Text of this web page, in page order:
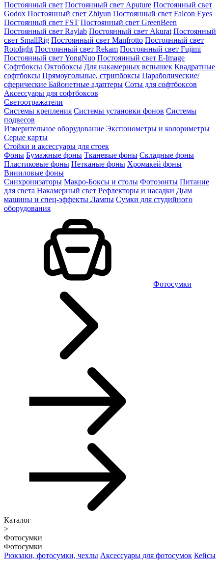
Постоянный свет Постоянный свет Aputure Постоянный свет
Godox Постоянный свет Zhiyun Постоянный свет Falcon Eyes
Постоянный свет FST Постоянный свет GreenBeen
Постоянный свет Raylab Постоянный свет Akurat Постоянный
свет SmallRig Постоянный свет Manfrotto Постоянный свет
Rotolight Постоянный свет Rekam Постоянный свет Fujimi
Постоянный свет YongNuo Постоянный свет E-Image
Софтбоксы Октобоксы Для накамерных вспышек Квадратные
софтбоксы Прямоугольные, стрипбоксы Параболические/
сферические Байонетныe адаптеры Соты для софтбоксов
Аксессуары для софтбоксов
Светоотражатели
Системы крепления Системы установки фонов Системы
подвесов
Измерительное оборудование Экспонометры и колориметры
Серые карты
Стойки и аксессуары для стоек
Фоны Бумажные фоны Тканевые фоны Складные фоны
Пластиковые фоны Нетканые фоны Хромакей фоны
Виниловые фоны
Синхронизаторы Макро-Боксы и столы Фотозонты Питание
для света Накамерный свет Рефлекторы и насадки Дым
машины и спец-эффекты Лампы Сумки для студийного
оборудования
Фотосумки
Каталог
>
Фотосумки
Фотосумки
Рюкзаки, фотосумки, чехлы Аксессуары для фотосумок Кейсы